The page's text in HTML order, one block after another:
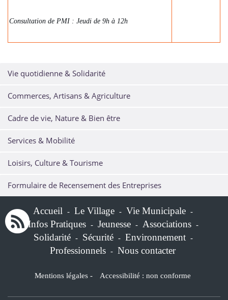
Consultation de PMI : Jeudi de 9h à 12h
Vie quotidienne & Solidarité
Commerces, Artisans & Agriculture
Cadre de vie, Nature & Bien être
Services & Mobilité
Loisirs, Culture & Tourisme
Formulaire de Recensement des Entreprises
Accueil - Le Village - Vie Municipale -
Infos Pratiques - Jeunesse - Associations -
Solidarité - Sécurité - Environnement -
Professionnels - Nous contacter
Mentions légales - Accessibilité : non conforme